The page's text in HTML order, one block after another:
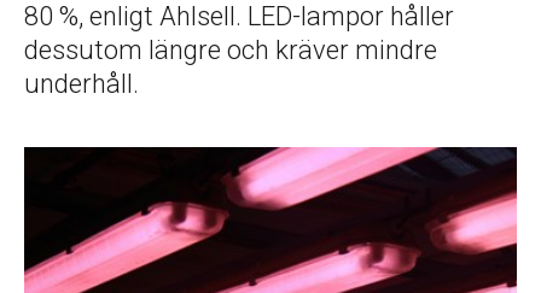
80 %, enligt Ahlsell. LED-lampor håller
dessutom längre och kräver mindre
underhåll.